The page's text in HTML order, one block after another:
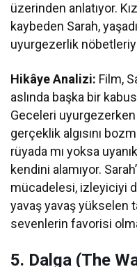
üzerinden anlatıyor.
kaybeden Sarah,
uyurgezerlik
Hikâye Analizi: Film,
aslında başka bir
Geceleri uyurgezerken
gerçeklik algısını
rüyada mı yoksa
kendini alamıyor.
mücadelesi, izleyiciyi
yavaş yavaş yükselen
sevenlerin favorisi
5. Dalga (The